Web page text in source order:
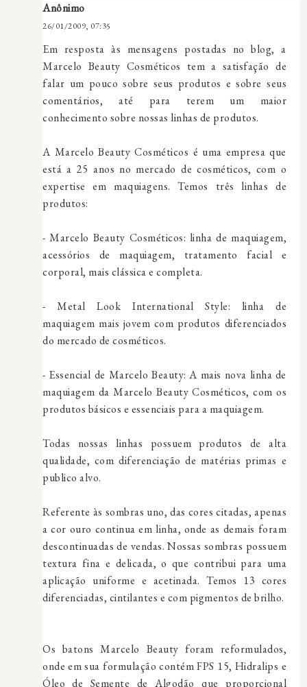
Anônimo
26/01/2009, 07:35
Em resposta às mensagens postadas no blog, a
Marcelo Beauty Cosméticos tem a satisfação de
falar um pouco sobre seus produtos e sobre seus
comentários, até para terem um maior
conhecimento sobre nossas linhas de produtos.
A Marcelo Beauty Cosméticos é uma empresa que
está a 25 anos no mercado de cosméticos, com o
expertise em maquiagens. Temos três linhas de
produtos:
- Marcelo Beauty Cosméticos: linha de maquiagem,
acessórios de maquiagem, tratamento facial e
corporal, mais clássica e completa.
- Metal Look International Style: linha de
maquiagem mais jovem com produtos diferenciados
do mercado de cosméticos.
- Essencial de Marcelo Beauty: A mais nova linha de
maquiagem da Marcelo Beauty Cosméticos, com os
produtos básicos e essenciais para a maquiagem.
Todas nossas linhas possuem produtos de alta
qualidade, com diferenciação de matérias primas e
publico alvo.
Referente às sombras uno, das cores citadas, apenas
a cor ouro continua em linha, onde as demais foram
descontinuadas de vendas. Nossas sombras possuem
textura fina e delicada, o que contribui para uma
aplicação uniforme e acetinada. Temos 13 cores
diferenciadas, cintilantes e com pigmentos de brilho.
Os batons Marcelo Beauty foram reformulados,
onde em sua formulação contém FPS 15, Hidralips e
Óleo de Semente de Algodão que proporcional